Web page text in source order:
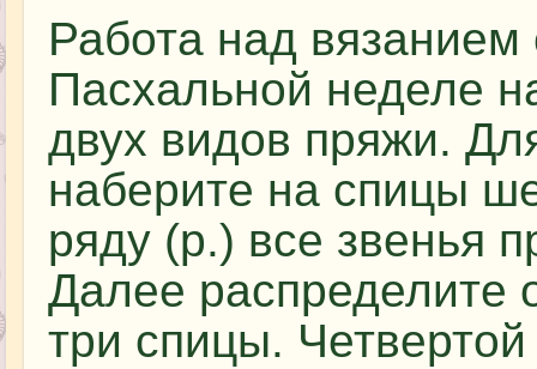
Работа над вязанием
Пасхальной неделе
двух видов пряжи.
наберите на спицы
ряду (р.) все звенья
Далее распределите
три спицы.